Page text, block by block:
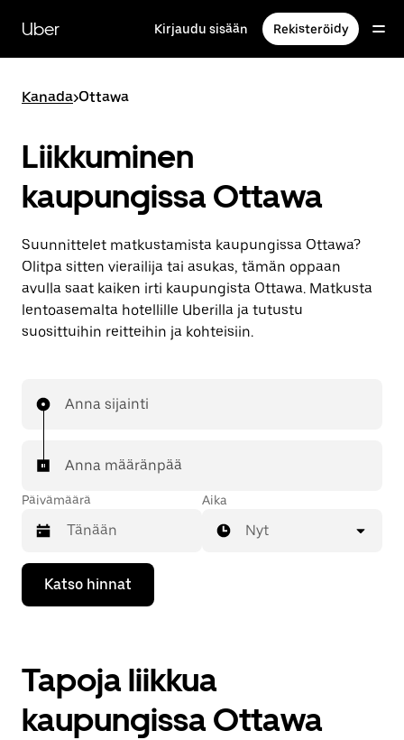
siirry
pääsisältöön
Uber Kirjaudu sisään Rekisteröidy
Kanada>Ottawa
Liikkuminen
kaupungissa Ottawa
Suunnittelet matkustamista kaupungissa Ottawa?
Olitpa sitten vierailija tai asukas, tämän oppaan
avulla saat kaiken irti kaupungista Ottawa. Matkusta
lentoasemalta hotellille Uberilla ja tutustu
suosittuihin reitteihin ja kohteisiin.
Anna sijainti
Anna määränpää
Päivämäärä
Valitse
päivämäärä
kalenterissa
Sulje
kalenteri
painikkeella.
Aika
Nyt
Katso hinnat
Tapoja liikkua
kaupungissa Ottawa